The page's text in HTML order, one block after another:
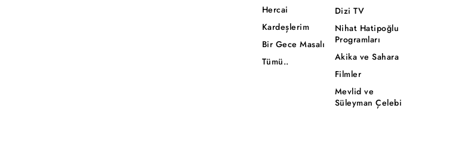
Hercai
Kardeşlerim
Bir Gece Masalı
Tümü..
Dizi TV
Nihat Hatipoğlu
Programları
Akika ve Sahara
Filmler
Mevlid ve
Süleyman Çelebi